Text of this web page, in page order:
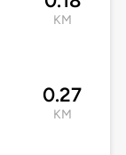
KM
0.27
KM